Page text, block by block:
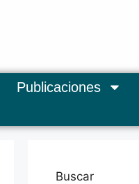
Publicaciones
Buscar